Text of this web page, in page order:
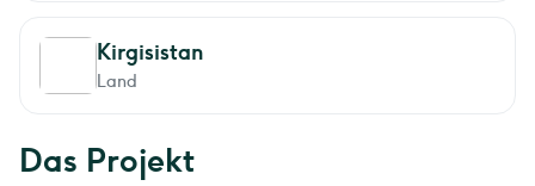
Kirgisistan
Land
Das Projekt